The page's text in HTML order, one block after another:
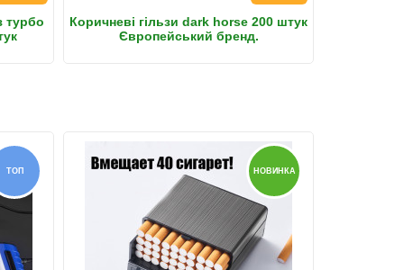
турбо
Коричневі гільзи dark horse 200 штук
Європейський бренд.
ТОП НОВИНКА